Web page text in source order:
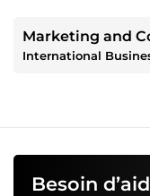
Marketing and
International
Besoin